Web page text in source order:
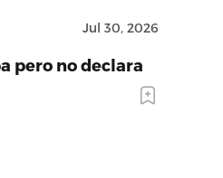
Jul 30, 2026
pero no declara